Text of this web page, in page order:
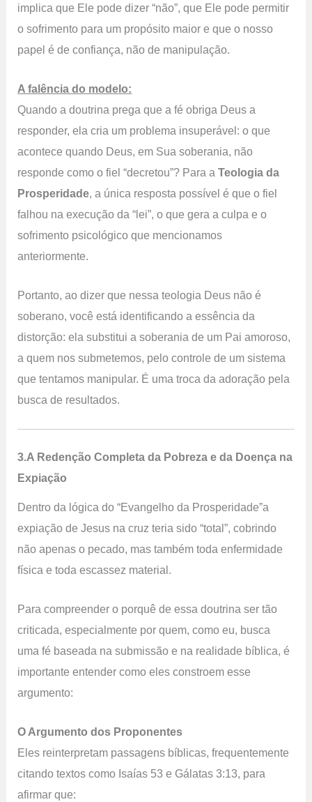
implica que Ele pode dizer “não”, que Ele pode permitir
o sofrimento para um propósito maior e que o nosso
papel é de confiança, não de manipulação.
A falência do modelo:
Quando a doutrina prega que a fé obriga Deus a
responder, ela cria um problema insuperável: o que
acontece quando Deus, em Sua soberania, não
responde como o fiel “decretou”? Para aTeologia da
Prosperidade, a única resposta possível é que o fiel
falhou na execução da “lei”, o que gera a culpa e o
sofrimento psicológico que mencionamos
anteriormente.
Portanto, ao dizer que nessa teologia Deus não é
soberano, você está identificando a essência da
distorção: ela substitui a soberania de um Pai amoroso,
a quem nos submetemos, pelo controle de um sistema
que tentamos manipular. É uma troca da adoração pela
busca de resultados.
3.A Redenção Completa da Pobreza e da Doença na
Expiação
Dentro da lógica do “Evangelho da Prosperidade”a
expiação de Jesus na cruz teria sido “total”, cobrindo
não apenas o pecado, mas também toda enfermidade
física e toda escassez material.
Para compreender o porquê de essa doutrina ser tão
criticada, especialmente por quem, como eu, busca
uma fé baseada na submissão e na realidade bíblica, é
importante entender como eles constroem esse
argumento:
O Argumento dos Proponentes
Eles reinterpretam passagens bíblicas, frequentemente
citando textos como Isaías 53 e Gálatas 3:13, para
afirmar que: